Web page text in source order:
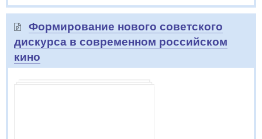
Формирование нового советского
дискурса в современном российском
кино